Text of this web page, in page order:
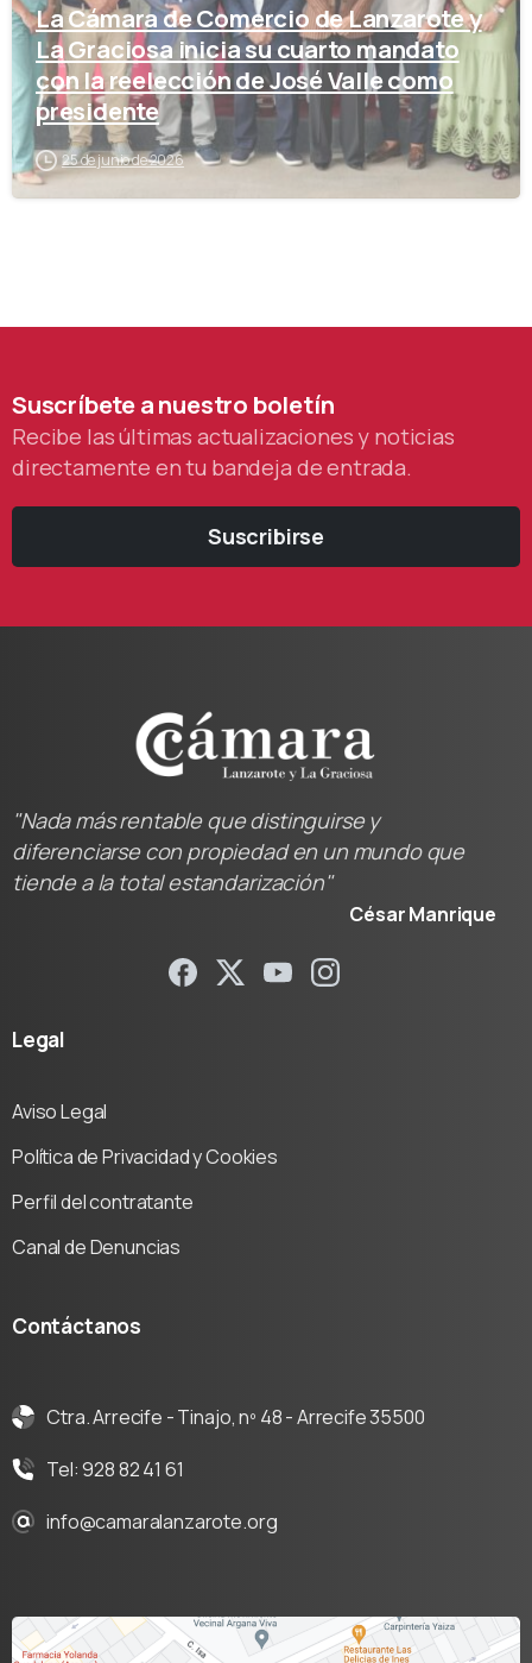
La Cámara de Comercio de Lanzarote y
La Graciosa inicia su cuarto mandato
con la reelección de José Valle como
presidente
25 de junio de 2026
Suscríbeteanuestro boletín
Recibe las últimas actualizaciones y noticias
directamente en tu bandeja de entrada.
Suscribirse
"Nada más rentable que distinguirse y
diferenciarse con propiedad en un mundo que
tiende a la total estandarización"
César Manrique
Legal
Aviso Legal
Política de Privacidad y Cookies
Perfil del contratante
Canal de Denuncias
Contáctanos
Ctra. Arrecife - Tinajo, nº 48 - Arrecife 35500
Tel: 928 82 41 61
info@camaralanzarote.org